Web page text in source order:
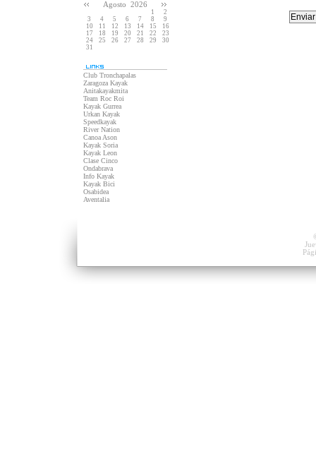
Agosto 2026
1
2
3
4 5 6 7 8
9
10
11 12 13 14 15
16
17
18 19 20 21 22
23
24
25 26 27 28 29
30
31
Club Tronchapalas
Zaragoza Kayak
Anitakayakmita
Team Roc Roi
Kayak Gurrea
Urkan Kayak
Speedkayak
River Nation
Canoa Ason
Kayak Soria
Kayak Leon
Clase Cinco
Ondabrava
Info Kayak
Kayak Bici
Osabidea
Aventalia